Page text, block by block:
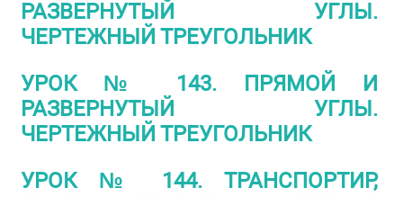
РАЗВЕРНУТЫЙ УГЛЫ.
ЧЕРТЕЖНЫЙ ТРЕУГОЛЬНИК
УРОК № 143. ПРЯМОЙ И
РАЗВЕРНУТЫЙ УГЛЫ.
ЧЕРТЕЖНЫЙ ТРЕУГОЛЬНИК
УРОК № 144. ТРАНСПОРТИР,